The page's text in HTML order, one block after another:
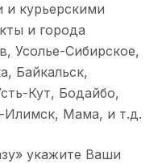
курьерскими
и города
Усолье-Сибирское,
Байкальск,
Кут, Бодайбо,
Илимск, Мама, и т.д.
укажите Ваши